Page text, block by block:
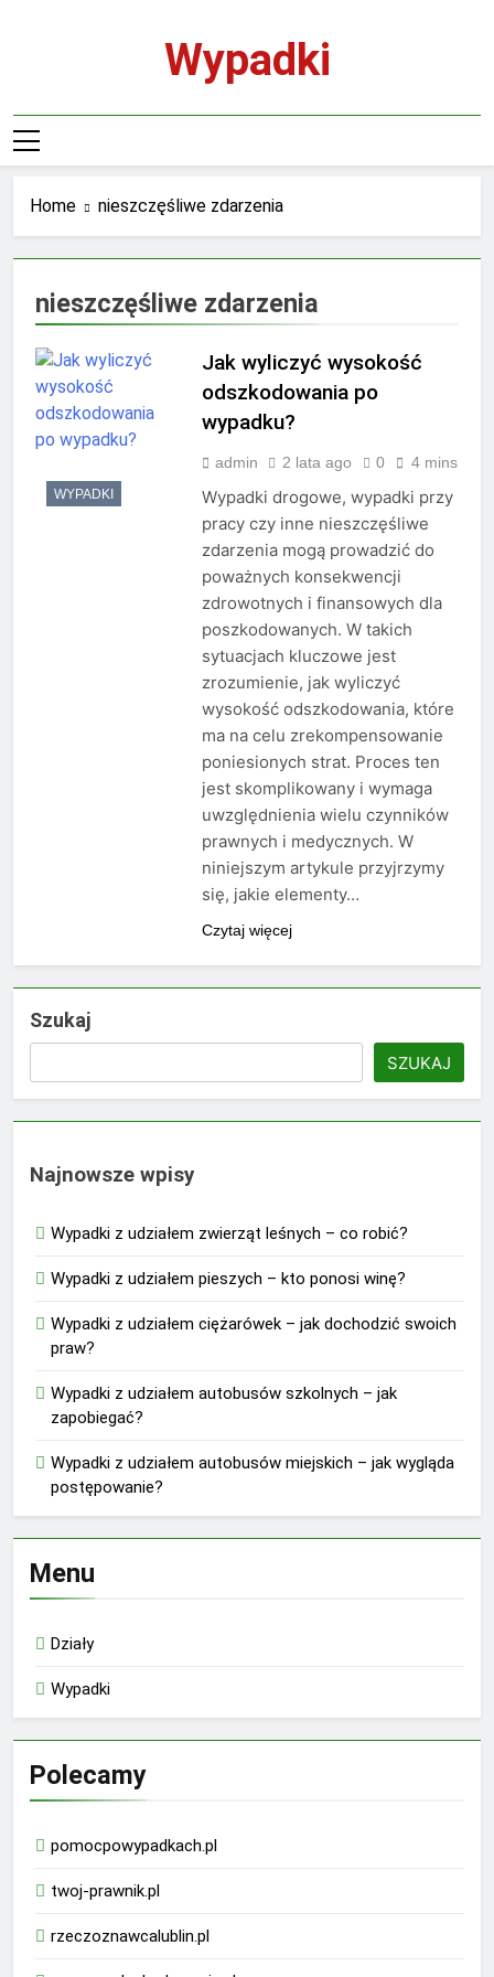
Wypadki
Home nieszczęśliwe zdarzenia
nieszczęśliwe zdarzenia
WYPADKI
Jak wyliczyć wysokość
odszkodowania po
wypadku?
admin 2 lata ago 0 4 mins
Wypadki drogowe, wypadki przy
pracy czy inne nieszczęśliwe
zdarzenia mogą prowadzić do
poważnych konsekwencji
zdrowotnych i finansowych dla
poszkodowanych. W takich
sytuacjach kluczowe jest
zrozumienie, jak wyliczyć
wysokość odszkodowania, które
ma na celu zrekompensowanie
poniesionych strat. Proces ten
jest skomplikowany i wymaga
uwzględnienia wielu czynników
prawnych i medycznych. W
niniejszym artykule przyjrzymy
się, jakie elementy…
Czytaj więcej
Szukaj
SZUKAJ
Najnowsze wpisy
Wypadki z udziałem zwierząt leśnych – co robić?
Wypadki z udziałem pieszych – kto ponosi winę?
Wypadki z udziałem ciężarówek – jak dochodzić swoich
praw?
Wypadki z udziałem autobusów szkolnych – jak
zapobiegać?
Wypadki z udziałem autobusów miejskich – jak wygląda
postępowanie?
Menu
Działy
Wypadki
Polecamy
pomocpowypadkach.pl
twoj-prawnik.pl
rzeczoznawcalublin.pl